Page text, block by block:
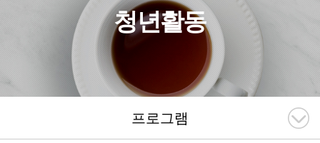
청년활동
프로그램